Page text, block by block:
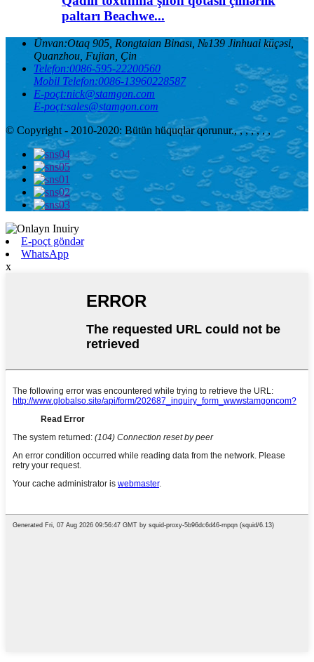
paltarı Beachwe...
Ünvan:Otaq 905, Rongtaian Binası, №139 Jinhuai küçəsi,
Quanzhou, Fujian, Çin
Telefon:0086-595-22200560
Mobil Telefon:0086-13960228587
E-poçt:nick@stamgon.com
E-poçt:sales@stamgon.com
© Copyright - 2010-2020: Bütün hüquqlar qorunur., , , , , , ,
E-poçt göndər
WhatsApp
x